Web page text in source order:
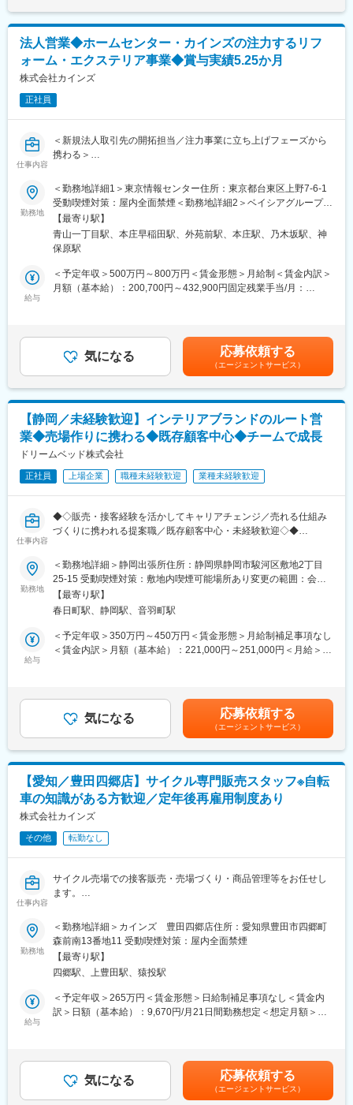
・既存取引先への定期訪問
・売場レイアウトの企画、提案
・販促施策の立案
・店舗担当者との打ち合わせ
・販売応援や接客フォロー
・売上状況の確認、提案資料作成
・展示会や催事の運営サポート
担当店舗を訪問しながら、お客様の声や販売現場の状況を把握
し、より魅力的な売場づくりを進めていただきます。
感じながら企画や提案へ活かすことができます。
■入社後の流れ
入社後は先輩社員との同行を通じて商品知識や商談の進め方を学
びます。担当顧客は習熟度に応じて段階的に引き継ぐため、営業
定しており、会社全体で成長をサポートします。
チームで成果を目指す風土があり、互いに協力しながらお客様へ
の価値提供を追求しています。
販売・接客経験を活かして、企画提案や販促領域へキャリアを広
げたい方に最適な環境です。
変更の範囲：会社の定める業務
通じて上下する可能性があります。月給(月額)は固定手当を含めた
表記です。
法人営業◆ホームセンター・カインズの注力するリフ
ォーム・エクステリア事業◆賞与実績5.25か月
株式会社カインズ
正社員
仕事内容
＜新規法人取引先の開拓担当／注力事業に立ち上げフェーズから
携わる＞
ホームセンター大手のカインズにて、大手ハウスメーカー等に対
する法人営業をご担当いただきます。注力事業に立ち上げフェー
ズから携われます。
◎取扱い商材一例：マンション設置可能な蓄電池（カインズ専売
品）、エクステリア（PB物置など）、窓に塗布する断熱材 等
◎商材単価：5万円～200万円程度がボリュームゾーン
◎営業先：大手ハウスメーカー、ビルダー、商業施設・教育施
設 等
市場情報を踏まえたターゲティング、アポイント獲得、提案
・新規取引先開拓に向けた提案・交渉・クロージング
顧客の課題やニーズを把握した上で最適な提案、契約締結
ながる機会の創出
・営業プロセスの改善・標準化の推進
効率的で再現性の高い営業活動を実現するため、業務フローの見
直しや仕組みづくり
◆募集背景
現在当社は、第三創業期の変革第２フェーズを迎えております。
IT小売としての基盤が整いつつあり、『くらしDIY』をブランドコ
ンセプトに更に成長を加速しております。
当社の法人向けビジネス拡大に伴い、新規法人取引先の開拓を推
手商社などの新たな市場へのアプローチを強化しており、営業体
制の強化が急務となっています。
そのため新規取引先開拓を担っていただける即戦力をお持ちの方
を募集します。
規模にまで成長させることを目標としており（M&A等を含む）、
事業成長の中核メンバーとして活躍いただくことを期待していま
大手不動産会社出身の室長のもとに3名のメンバーが在籍していま
す。
◆求める人物像
新規開拓に主体的に取り組む意欲と行動力を持つ方
法人顧客との信頼関係構築に長けたコミュニケーション力を持つ
方
自ら課題を捉え、解決に向けて考え抜ける方
チーム連携を重視し、組織成果に貢献できる方
勤務地
＜勤務地詳細1＞東京情報センター住所：東京都台東区上野7-6-1
受動喫煙対策：屋内全面禁煙＜勤務地詳細2＞ベイシアグループ青
山イノベーション・ハブ住所：東京都港区南青山2-5-17 ポーラ青
山ビルディング 6階受動喫煙対策：屋内全面禁煙＜勤務地詳細3＞
本社住所：埼玉県本庄市早稲田の杜1-2-1 勤務地最寄駅：新幹線／
める事業所
【最寄り駅】
青山一丁目駅、本庄早稲田駅、外苑前駅、本庄駅、乃木坂駅、神
保原駅
給与
＜予定年収＞500万円～800万円＜賃金形態＞月給制＜賃金内訳＞
月額（基本給）：200,700円～432,900円固定残業手当/月：
管理職としての採用となった場合は管理監督者扱いとなります■賞
与実績:年2回（6/12月) ※昨年実績：5.25か月 ■決算賞与:4月※業
績連動賃金はあくまでも目安の金額であり、選考を通じて上下す
る可能性があります。月給(月額)は固定手当を含めた表記です。
気になる 応募依頼する
（エージェントサービス）
【静岡／未経験歓迎】インテリアブランドのルート営
業◆売場作りに携わる◆既存顧客中心◆チームで成長
ドリームベッド株式会社
正社員 上場企業 職種未経験歓迎 業種未経験歓迎
仕事内容
◆◇販売・接客経験を活かしてキャリアチェンジ／売れる仕組み
づくりに携われる提案職／既存顧客中心・未経験歓迎◇◆
★販売経験や接客経験を活かしながら営業スキルを身につけられ
る環境です。
★単なる商品提案ではなく、売場づくりや販促企画など「売れる
仕組み」を考える面白さがあります。
★既存顧客との長期的な関係構築が中心で、チームで協力しなが
ら成長できる風土が根付いています。
商品を紹介するだけではなく、お客様が商品を手に取りたくなる
売場づくりや販促施策を考え、店舗ごとの課題解決に取り組むポ
・既存取引先への定期訪問
・売場レイアウトの企画、提案
・販促施策の立案
・店舗担当者との打ち合わせ
・販売応援や接客フォロー
・売上状況の確認、提案資料作成
・展示会や催事の運営サポート
担当店舗を訪問しながら、お客様の声や販売現場の状況を把握
し、より魅力的な売場づくりを進めていただきます。
感じながら企画や提案へ活かすことができます。
■入社後の流れ
入社後は先輩社員との同行を通じて商品知識や商談の進め方を学
未経験の方も安心してスタートできます。広島本社での研修も予
定しており、会社全体で成長をサポートします。
です。賞与に加えてインセンティブ制度も整備。個人だけでなく
チームで成果を目指す風土があり、互いに協力しながらお客様へ
の価値提供を追求しています。
勤務地
＜勤務地詳細＞静岡出張所住所：静岡県静岡市駿河区敷地2丁目
25-15 受動喫煙対策：敷地内喫煙可能場所あり変更の範囲：会社
の定める事業所
【最寄り駅】
春日町駅、静岡駅、音羽町駅
給与
＜予定年収＞350万円～450万円＜賃金形態＞月給制補足事項なし
＜賃金内訳＞月額（基本給）：221,000円～251,000円＜月給＞
齢・経験・能力を考慮し決定します。■賞与とは別に成果インセン
ティブがございます（年2回）。0円～260,000円の支給あり※役
職・評価によって変動いたします。賃金はあくまでも目安の金額
であり、選考を通じて上下する可能性があります。月給(月額)は固
定手当を含めた表記です。
気になる 応募依頼する
（エージェントサービス）
【愛知／豊田四郷店】サイクル専門販売スタッフ※自転
車の知識がある方歓迎／定年後再雇用制度あり
株式会社カインズ
その他 転勤なし
仕事内容
サイクル売場での接客販売・売場づくり・商品管理等をお任せし
ます。
・組立整備、パンク修理、注文受付
・ブレーキゴムの取り替え、調整
・お客様からの相談対応、アドバイザーとして活躍していただき
ます。
◎サイクル売場では、お客様とのコミュニケーションが欠かせま
せん。
パンクや故障の修理が完了した時のお客様が喜ぶ姿は、私たちに
とっても大きな喜びです。
お客様との交流を通じて、一緒に自転車の楽しさを分かち合いま
勤務地
＜勤務地詳細＞カインズ 豊田四郷店住所：愛知県豊田市四郷町
森前南13番地11 受動喫煙対策：屋内全面禁煙
【最寄り駅】
四郷駅、上豊田駅、猿投駅
給与
＜予定年収＞265万円＜賃金形態＞日給制補足事項なし＜賃金内
訳＞日額（基本給）：9,670円/月21日間勤務想定＜想定月額＞
の方は月額別途支給自転車安全整備士：2,000円賃金はあくまでも
目安の金額であり、選考を通じて上下する可能性があります。月
給(月額)は固定手当を含めた表記です。
気になる 応募依頼する
（エージェントサービス）